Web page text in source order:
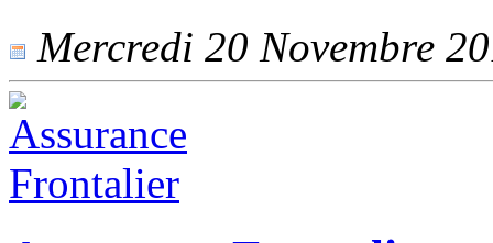
Mercredi 20 Novembre